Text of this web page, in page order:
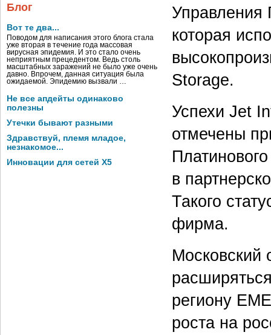
Блог
Вот те два...
Поводом для написания этого блога стала
уже вторая в течение года массовая
вирусная эпидемия. И это стало очень
неприятным прецедентом. Ведь столь
масштабных заражений не было уже очень
давно. Впрочем, данная ситуация была
ожидаемой. Эпидемию вызвали …
Не все апдейты одинаково
полезны
Утечки бывают разными
Здравствуй, племя младое,
незнакомое...
Инновации для сетей X5
которая
Storage.
Успехи Jet
отмечены
в
Такого
фирма.
Московский
региону
роста на